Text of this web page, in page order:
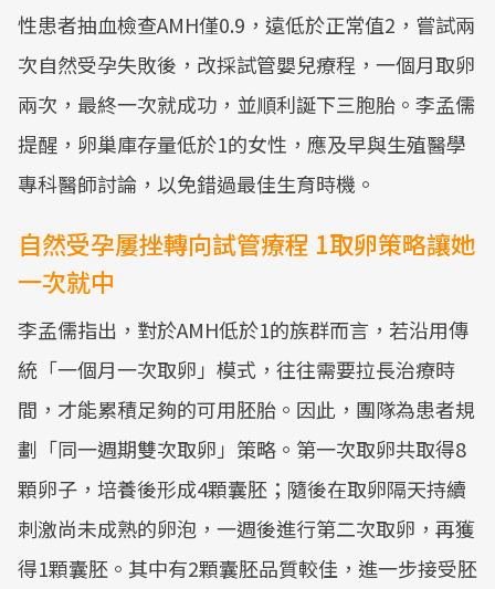
性患者抽血檢查AMH僅0.9，遠低於正常值2，嘗試兩
次自然受孕失敗後，改採試管嬰兒療程，一個月取卵
兩次，最終一次就成功，並順利誕下三胞胎。李孟儒
提醒，卵巢庫存量低於1的女性，應及早與生殖醫學
專科醫師討論，以免錯過最佳生育時機。
自然受孕屢挫轉向試管療程 1取卵策略讓她
一次就中
李孟儒指出，對於AMH低於1的族群而言，若沿用傳
統「一個月一次取卵」模式，往往需要拉長治療時
間，才能累積足夠的可用胚胎。因此，團隊為患者規
劃「同一週期雙次取卵」策略。第一次取卵共取得8
顆卵子，培養後形成4顆囊胚；隨後在取卵隔天持續
刺激尚未成熟的卵泡，一週後進行第二次取卵，再獲
得1顆囊胚。其中有2顆囊胚品質較佳，進一步接受胚